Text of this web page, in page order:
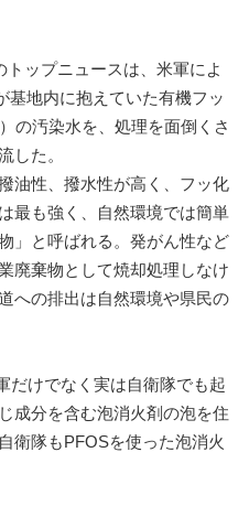
ップニュースは、米軍によ
基地内に抱えていた有機フッ
の汚染水を、処理を面倒くさ
した。
油性、撥水性が高く、フッ化
最も強く、自然環境では簡単
」と呼ばれる。発がん性など
廃棄物として焼却処理しなけ
への排出は自然環境や県民の
けでなく実は自衛隊でも起
成分を含む泡消火剤の泡を住
衛隊もPFOSを使った泡消火